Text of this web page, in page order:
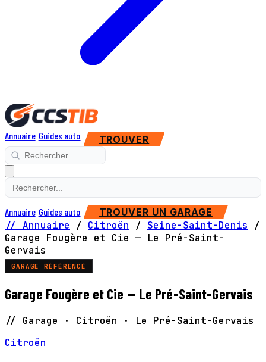
Annuaire Guides auto TROUVER
Annuaire Guides auto TROUVER UN GARAGE
// Annuaire / Citroën / Seine-Saint-Denis
/
Garage Fougère et Cie — Le Pré-Saint-
Gervais
GARAGE RÉFÉRENCÉ
Garage Fougère et Cie — Le Pré-Saint-Gervais
// Garage · Citroën · Le Pré-Saint-Gervais
Citroën